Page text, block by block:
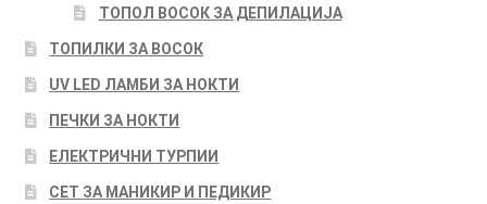
ТОПОЛ ВОСОК ЗА ДЕПИЛАЦИЈА
ТОПИЛКИ ЗА ВОСОК
UV LED ЛАМБИ ЗА НОКТИ
ПЕЧКИ ЗА НОКТИ
ЕЛЕКТРИЧНИ ТУРПИИ
СЕТ ЗА МАНИКИР И ПЕДИКИР